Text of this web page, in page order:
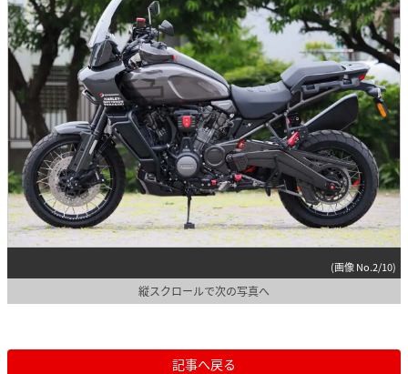
(画像 No.2/10)
縦スクロールで次の写真へ
記事へ戻る